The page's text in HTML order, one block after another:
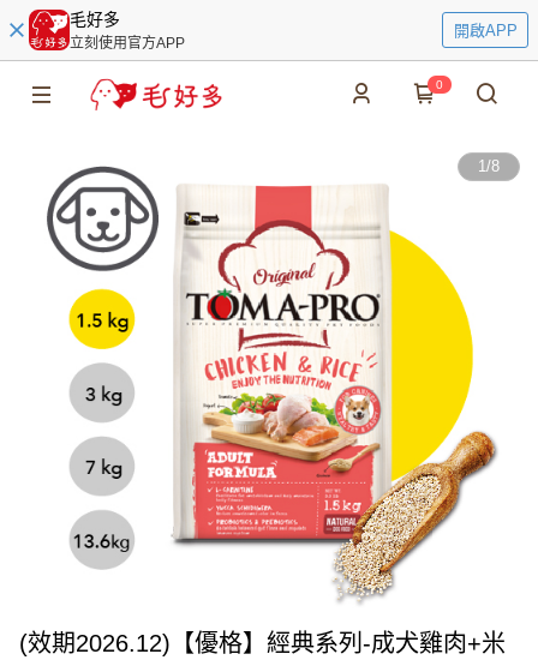
毛好多
立刻使用官方APP
開啟APP
0
1/8
(效期2026.12)【優格】經典系列-成犬雞肉+米